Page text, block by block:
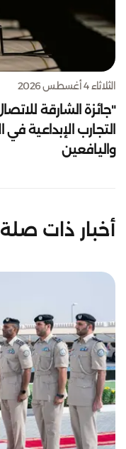
الثلاثاء 4 أغسطس 2026
"جائزة الشارقة
التجارب الإبداعية
واليافعين
أخبار ذات صلة